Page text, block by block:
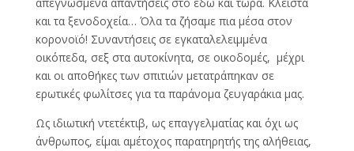
και τα ξενοδοχεία… Όλα τα ζήσαμε πια μέσα στον
κορονοϊό! Συναντήσεις σε εγκαταλελειμμένα
οικόπεδα, σεξ στα αυτοκίνητα, σε οικοδομές, μέχρι
και οι αποθήκες των σπιτιών μετατράπηκαν σε
ερωτικές φωλίτσες για τα παράνομα ζευγαράκια μας.
Ως ιδιωτική ντετέκτιβ, ως επαγγελματίας και όχι ως
άνθρωπος, είμαι αμέτοχος παρατηρητής της αλήθειας,